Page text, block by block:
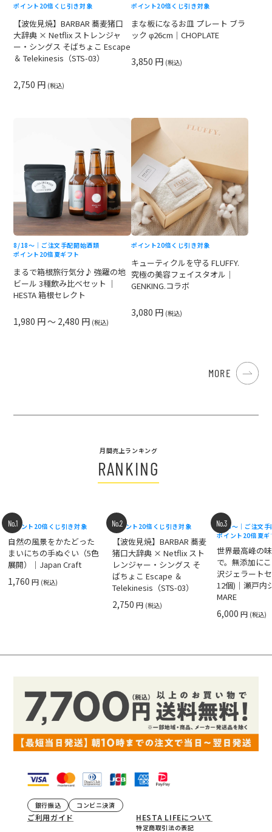
ポイント20倍 くじ引き対象
【波佐見焼】BARBAR 蕎麦猪口
大辞典 × Netflix ストレンジャ
ー・シングス そばちょこ Escape
＆ Telekinesis（STS-03）
2,750 円 (税込)
ポイント20倍 くじ引き対象
まな板になるお皿 プレート ブラ
ック φ26cm｜CHOPLATE
3,850 円 (税込)
8/18〜｜ご注文手配開始酒類
ポイント20倍 夏ギフト
まるで箱根旅行気分♪ 強羅の地
ビール 3種飲み比べセット ｜
HESTA 箱根セレクト
1,980 円 ～ 2,480 円 (税込)
ポイント20倍 くじ引き対象
キューティクルを守る FLUFFY.
究極の美容フェイスタオル｜
GENKING.コラボ
3,080 円 (税込)
MORE
月間売上ランキング
RANKING
No.1
ポイント20倍 くじ引き対象
自然の風景をかたどった
まいにちの手ぬぐい（5色
展開）｜Japan Craft
1,760円 (税込)
No.2
ポイント20倍 くじ引き対象
【波佐見焼】BARBAR 蕎麦
猪口大辞典 × Netflix スト
レンジャー・シングス そ
ばちょこ Escape ＆
Telekinesis（STS-03）
2,750円 (税込)
No.3
8/18〜｜ご注文手
ポイント20倍 夏
世界最高峰の
で。無添加に
沢ジェラート
12個)｜瀬戸内
MARE
6,000円 (税込)
銀行振込 コンビニ決済
ご利用ガイド HESTA LIFEについて
特定商取引法の表記